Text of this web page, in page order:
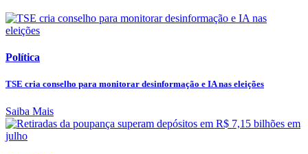
Política
TSE cria conselho para monitorar desinformação e IA nas eleições
Saiba Mais